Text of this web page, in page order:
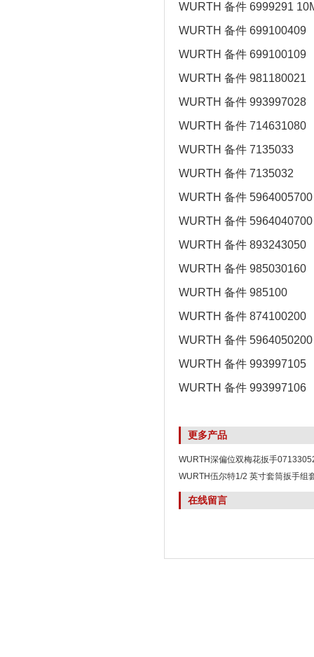
WURTH 备件 6999291
WURTH 备件 699100409
WURTH 备件 699100109
WURTH 备件 981180021
WURTH 备件 993997028
WURTH 备件 714631080
WURTH 备件 7135033
WURTH 备件 7135032
WURTH 备件 5964005700
WURTH 备件 5964040700
WURTH 备件 893243050
WURTH 备件 985030160
WURTH 备件 985100
WURTH 备件 874100200
WURTH 备件 5964050200
WURTH 备件 993997105
WURTH 备件 993997106
更多产品
WURTH深偏位双梅花扳手
WURTH伍尔特1/2 英寸套筒扳手组
在线留言